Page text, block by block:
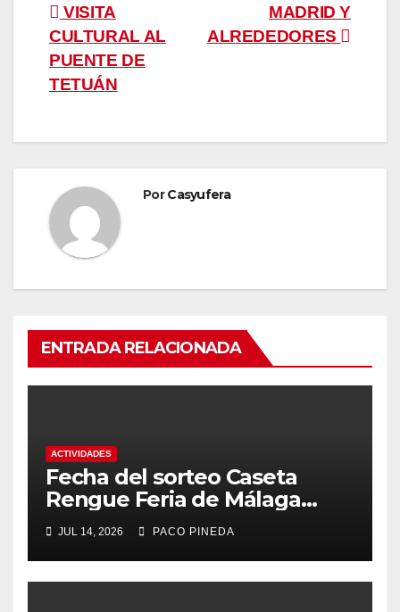
Navegación
de
entradas
MADRID Y
ALREDEDORES
VISITA
CULTURAL AL
PUENTE DE
TETUÁN
PorCasyufera
ENTRADA RELACIONADA
ACTIVIDADES
Fecha del sorteo Caseta
Rengue Feria de Málaga
2026
JUL 14, 2026 PACO PINEDA